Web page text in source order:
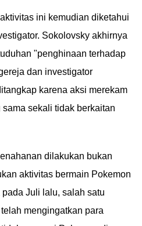
ini kemudian diketahui
Sokolovsky akhirnya
"penghinaan terhadap
dan investigator
karena aksi merekam
sekali tidak berkaitan
dilakukan bukan
aktivitas bermain Pokemon
Juli lalu, salah satu
mengingatkan para